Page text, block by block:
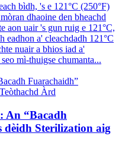
bìdh, 's e 121°C (250°F)
dhaoine den bheachd
aon uair 's gun ruig e 121°C,
eadhon a' cleachdadh 121°C
nuair a bhios iad a'
mì-thuigse chumanta...
​​An “Bacadh
dèidh Sterilization aig